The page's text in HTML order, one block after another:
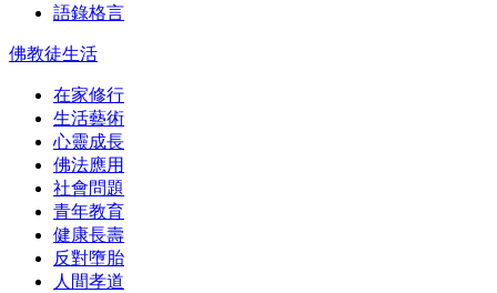
語錄格言
佛教徒生活
在家修行
生活藝術
心靈成長
佛法應用
社會問題
青年教育
健康長壽
反對墮胎
人間孝道